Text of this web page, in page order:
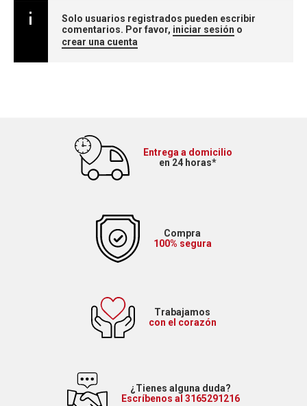
Solo usuarios registrados pueden escribir
comentarios. Por favor, iniciar sesión o
crear una cuenta
Entrega a domicilio
en 24 horas*
Compra
100% segura
Trabajamos
con el corazón
¿Tienes alguna duda?
Escríbenos al 3165291216